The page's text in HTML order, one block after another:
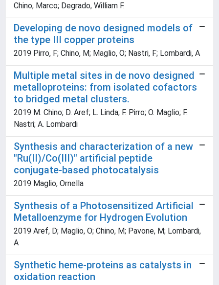
Chino, Marco; Degrado, William F.
Developing de novo designed models of
the type III copper proteins
2019 Pirro, F; Chino, M; Maglio, O; Nastri, F; Lombardi, A
Multiple metal sites in de novo designed
metalloproteins: from isolated cofactors
to bridged metal clusters.
2019 M. Chino; D. Aref; L. Linda; F. Pirro; O. Maglio; F.
Nastri; A. Lombardi
Synthesis and characterization of a new
"Ru(II)/Co(III)" artificial peptide
conjugate-based photocatalysis
2019 Maglio, Ornella
Synthesis of a Photosensitized Artificial
Metalloenzyme for Hydrogen Evolution
2019 Aref, D; Maglio, O; Chino, M; Pavone, M; Lombardi,
A
Synthetic heme-proteins as catalysts in
oxidation reaction